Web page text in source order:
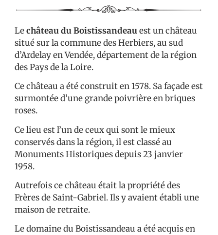
Lechâteau du Boistissandeauest un château
situé sur la commune des Herbiers, au sud
d’Ardelay en Vendée, département de la région
des Pays de la Loire.
Ce château a été construit en 1578. Sa façade est
surmontée d’une grande poivrière en briques
roses.
Ce lieu est l’un de ceux qui sont le mieux
conservés dans la région, il est classé au
Monuments Historiques depuis 23 janvier
1958.
Autrefois ce château était la propriété des
Frères de Saint-Gabriel. Ils y avaient établi une
maison de retraite.
Le domaine du Boistissandeau a été acquis en